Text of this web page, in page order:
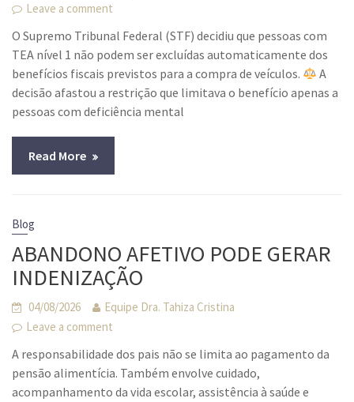
Leave a comment
O Supremo Tribunal Federal (STF) decidiu que pessoas com
TEA nível 1 não podem ser excluídas automaticamente dos
benefícios fiscais previstos para a compra de veículos.
A
decisão afastou a restrição que limitava o benefício apenas a
pessoas com deficiência mental
Read More
Blog
ABANDONO AFETIVO PODE GERAR
INDENIZAÇÃO
04/08/2026
Equipe Dra. Tahiza Cristina
Leave a comment
A responsabilidade dos pais não se limita ao pagamento da
pensão alimentícia. Também envolve cuidado,
acompanhamento da vida escolar, assistência à saúde e